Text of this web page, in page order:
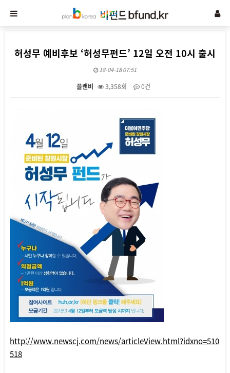
허성무 예비후보 ‘허성무펀드’ 12일 오전 10시 출시
18-04-18 07:51
플랜비 3,358회 0건
http://www.newscj.com/news/articleView.html?idxno=510
518